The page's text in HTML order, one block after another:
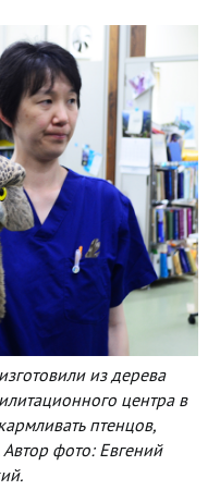
из дерева
центра в
птенцов,
фото: Евгений